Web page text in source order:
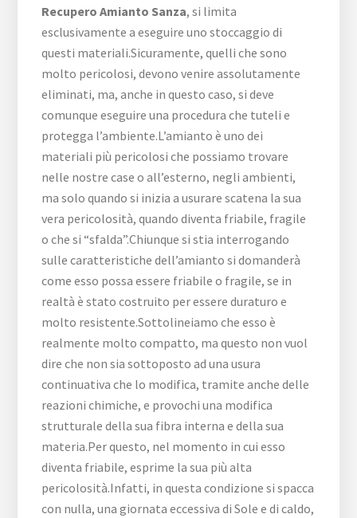
Recupero Amianto Sanza, si limita
esclusivamente a eseguire uno stoccaggio di
questi materiali.Sicuramente, quelli che sono
molto pericolosi, devono venire assolutamente
eliminati, ma, anche in questo caso, si deve
comunque eseguire una procedura che tuteli e
protegga l’ambiente.L’amianto è uno dei
materiali più pericolosi che possiamo trovare
nelle nostre case o all’esterno, negli ambienti,
ma solo quando si inizia a usurare scatena la sua
vera pericolosità, quando diventa friabile, fragile
o che si “sfalda”.Chiunque si stia interrogando
sulle caratteristiche dell’amianto si domanderà
come esso possa essere friabile o fragile, se in
realtà è stato costruito per essere duraturo e
molto resistente.Sottolineiamo che esso è
realmente molto compatto, ma questo non vuol
dire che non sia sottoposto ad una usura
continuativa che lo modifica, tramite anche delle
reazioni chimiche, e provochi una modifica
strutturale della sua fibra interna e della sua
materia.Per questo, nel momento in cui esso
diventa friabile, esprime la sua più alta
pericolosità.Infatti, in questa condizione si spacca
con nulla, una giornata eccessiva di Sole e di caldo,